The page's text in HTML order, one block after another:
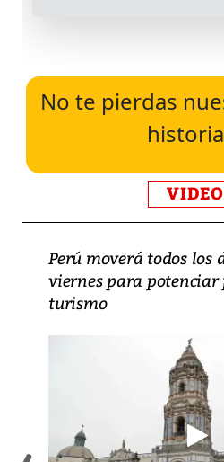
No te pierdas
Perú moverá todos los
viernes para
turismo